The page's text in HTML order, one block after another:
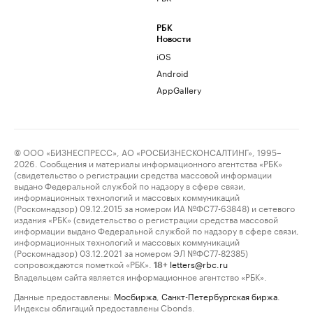
РБК
Новости
iOS
Android
AppGallery
© ООО «БИЗНЕСПРЕСС», АО «РОСБИЗНЕСКОНСАЛТИНГ», 1995–
2026. Сообщения и материалы информационного агентства «РБК»
(свидетельство о регистрации средства массовой информации
выдано Федеральной службой по надзору в сфере связи,
информационных технологий и массовых коммуникаций
(Роскомнадзор) 09.12.2015 за номером ИА №ФС77-63848) и сетевого
издания «РБК» (свидетельство о регистрации средства массовой
информации выдано Федеральной службой по надзору в сфере связи,
информационных технологий и массовых коммуникаций
(Роскомнадзор) 03.12.2021 за номером ЭЛ №ФС77-82385)
сопровождаются пометкой «РБК».
18+ letters@rbc.ru
Владельцем сайта является информационное агентство «РБК».
Данные предоставлены: Мосбиржа Санкт-Петербургская биржа
Индексы облигаций предоставлены Cbonds.